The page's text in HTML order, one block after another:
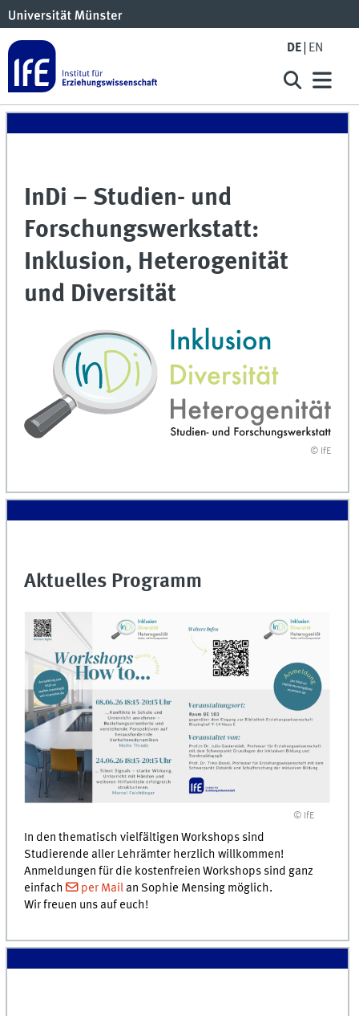
DE EN
InDi – Studien- und
Forschungswerkstatt:
Inklusion, Heterogenität
und Diversität
© IfE
Aktuelles Programm
© IfE
In den thematisch vielfältigen Workshops sind
Studierende aller Lehrämter herzlich willkommen!
Anmeldungen für die kostenfreien Workshops sind ganz
einfach
per Mail an Sophie Mensing möglich.
Wir freuen uns auf euch!